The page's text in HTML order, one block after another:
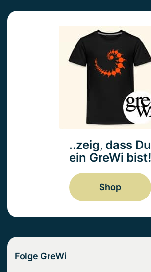
..zeig, dass Du
ein GreWi bist!
Shop
Folge GreWi